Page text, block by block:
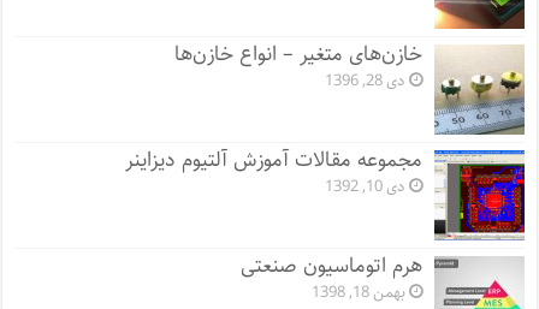
خازن‌های متغیر – انواع خازن‌ها
دی 28, 1396
مجموعه مقالات آموزش آلتیوم دیزاینر
دی 10, 1392
هرم اتوماسیون صنعتی
بهمن 18, 1398